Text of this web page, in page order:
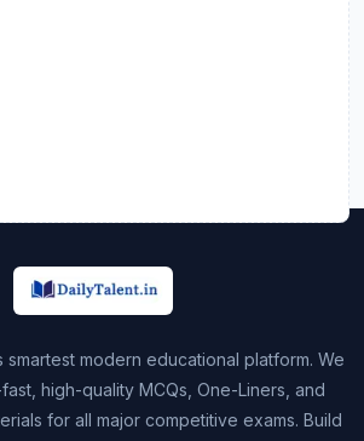
smartest modern educational platform. We
high-quality MCQs, One-Liners, and
for all major competitive exams. Build